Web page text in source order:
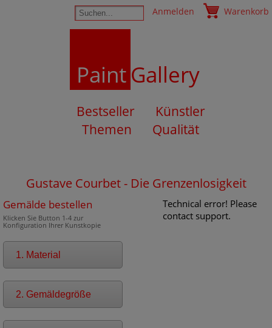
Anmelden Warenkorb
PaintGallery
Bestseller
Künstler
Themen
Qualität
Gustave Courbet - Die Grenzenlosigkeit
Gemälde bestellen
Klicken Sie Button 1-4 zur
Konfiguration Ihrer Kunstkopie
1. Material
2. Gemäldegröße
Technical error! Please
contact support.